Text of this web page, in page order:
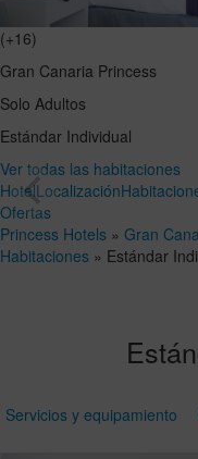
(+16)
Gran Canaria Princess
Solo Adultos
Estándar Individual
Ver todas las habitaciones
HotelLocalización
Ofertas
Princess Hotels » Gran
Habitaciones » Estándar
Servicios y equipamiento